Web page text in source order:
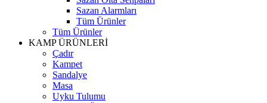
Sazan Alarmları
Tüm Ürünler
Tüm Ürünler
KAMP ÜRÜNLERİ
Çadır
Kampet
Sandalye
Masa
Uyku Tulumu